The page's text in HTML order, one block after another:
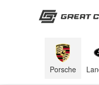
Porsche